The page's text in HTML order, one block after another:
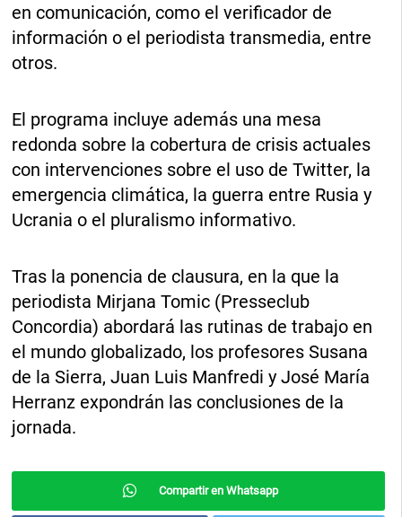
en comunicación, como el verificador de
información o el periodista transmedia, entre
otros.
El programa incluye además una mesa
redonda sobre la cobertura de crisis actuales
con intervenciones sobre el uso de Twitter, la
emergencia climática, la guerra entre Rusia y
Ucrania o el pluralismo informativo.
Tras la ponencia de clausura, en la que la
periodista Mirjana Tomic (Presseclub
Concordia) abordará las rutinas de trabajo en
el mundo globalizado, los profesores Susana
de la Sierra, Juan Luis Manfredi y José María
Herranz expondrán las conclusiones de la
jornada.
Compartir en Whatsapp